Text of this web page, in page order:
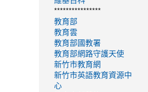
****************
教育部
教育雲
教育部國教署
教育部網路守護天使
新竹市教育網
新竹市英語教育資源中
心